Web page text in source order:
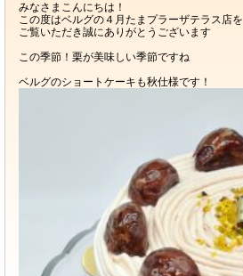
みなさまこんにちは！
この度はベルグの４月たまプラーザテラス店を
ご覧いただき誠にありがとうございます
この季節！栗が美味しい季節ですね
ベルグのショートケーキも秋仕様です！